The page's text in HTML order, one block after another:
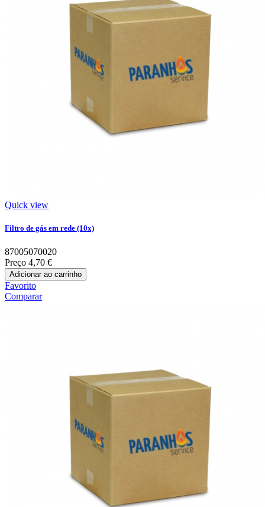
Quick view
Filtro de gás em rede (10x)
87005070020
Preço 4,70 €
Adicionar ao carrinho
Favorito
Comparar